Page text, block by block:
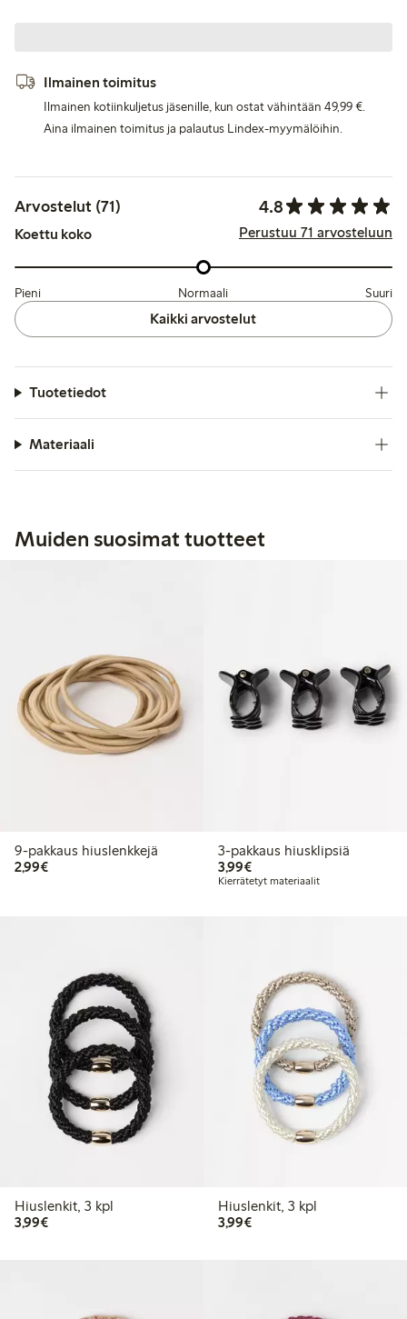
Ilmainen toimitus
Ilmainen kotiinkuljetus jäsenille, kun ostat vähintään 49,99 €.
Aina ilmainen toimitus ja palautus Lindex-myymälöihin.
Arvostelut (71) 4.8
Koettu koko Perustuu 71 arvosteluun
Pieni Normaali Suuri
Kaikki arvostelut
Tuotetiedot
Materiaali
Muiden suosimat tuotteet
9-pakkaus hiuslenkkejä
2,99€2,99 €
3-pakkaus hiusklipsiä
3,99€3,99 €
Kierrätetyt materiaalit
Hiuslenkit, 3 kpl
3,99€3,99 €
Hiuslenkit, 3 kpl
3,99€3,99 €